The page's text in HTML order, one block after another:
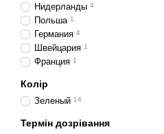
Нидерланды 4
Польша 1
Германия 4
Швейцария 1
Франция 1
Колір
Зеленый 14
Термін дозрівання